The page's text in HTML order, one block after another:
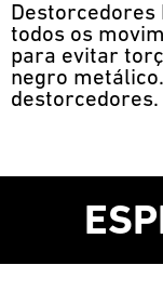
todos os
para evitar
negro
destorcedores.